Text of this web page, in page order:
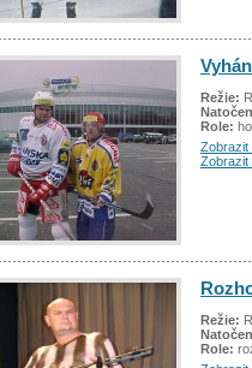
Režie:
Role:
Zobrazit
Zobrazit
Režie:
Role: